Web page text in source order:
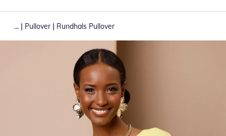
... | Pullover | Rundhals Pullover